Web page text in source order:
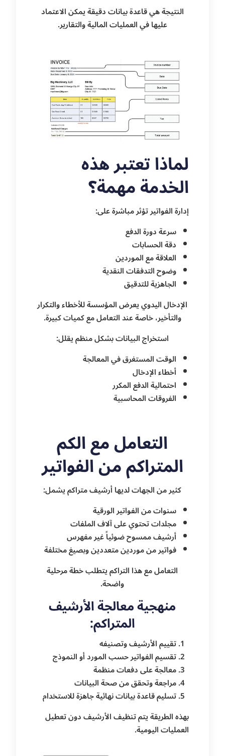
النتيجة هي قاعدة بيانات دقيقة يمكن الاعتماد
عليها في العمليات المالية والتقارير.
لماذا تعتبر هذه
الخدمة مهمة؟
إدارة الفواتير تؤثر مباشرة على:
سرعة دورة الدفع
دقة الحسابات
العلاقة مع الموردين
وضوح التدفقات النقدية
الجاهزية للتدقيق
الإدخال اليدوي يعرض المؤسسة للأخطاء والتكرار
والتأخير، خاصة عند التعامل مع كميات كبيرة.
استخراج البيانات بشكل منظم يقلل:
الوقت المستغرق في المعالجة
أخطاء الإدخال
احتمالية الدفع المكرر
الفروقات المحاسبية
التعامل مع الكم
المتراكم من الفواتير
كثير من الجهات لديها أرشيف متراكم يشمل:
سنوات من الفواتير الورقية
مجلدات تحتوي على آلاف الملفات
أرشيف ممسوح ضوئياً غير مفهرس
فواتير من موردين متعددين وبصيغ مختلفة
التعامل مع هذا التراكم يتطلب خطة مرحلية
واضحة.
منهجية معالجة الأرشيف
المتراكم:
تقييم الأرشيف وتصنيفه
تقسيم الفواتير حسب المورد أو النموذج
معالجة على دفعات منظمة
مراجعة وتحقق من صحة البيانات
تسليم قاعدة بيانات نهائية جاهزة للاستخدام
بهذه الطريقة يتم تنظيف الأرشيف دون تعطيل
العمليات اليومية.